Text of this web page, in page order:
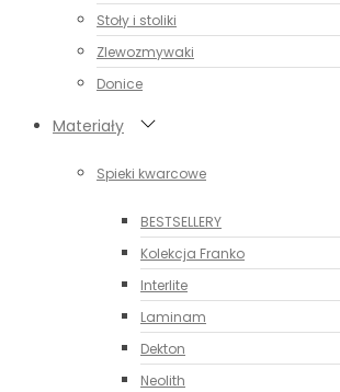
Stoły i stoliki
Zlewozmywaki
Donice
Materiały
Spieki kwarcowe
BESTSELLERY
Kolekcja Franko
Interlite
Laminam
Dekton
Neolith